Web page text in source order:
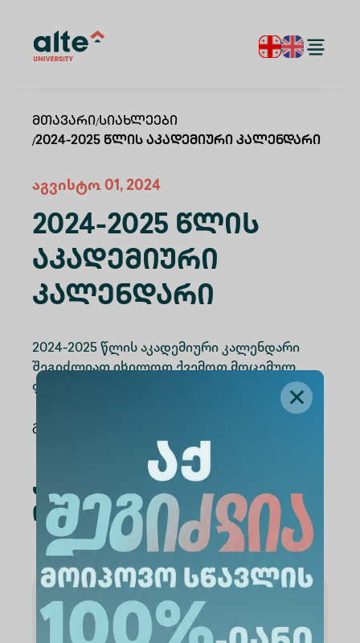
Მთავარი/Სიახლეები
/2024-2025 Წლის Აკადემიური Კალენდარი
აგვისტო 01, 2024
2024-2025 Წლის
Აკადემიური
Კალენდარი
2024-2025 წლის აკადემიური კალენდარი
შეგიძლიათ იხილოთ ქვემოთ მოცემულ
ფაილში.
გაზიარება
აკადემიური კალენდარ
ი 2024-2025